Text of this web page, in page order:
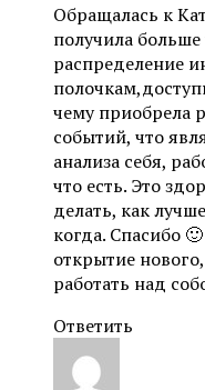
Обращалась к
получила
распределение
чему приобрела
событий, что
анализа себя,
что есть. Это
делать, как
когда. Спасибо
открытие
работать над
Ответить